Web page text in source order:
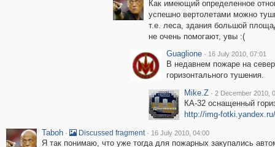
Как имеющий определенное
успешно вертолетами можно
т.е. леса, здания большой
не очень помогают, увы :(
Guaglione · 16 July 2010, 07:01
В недавнем пожаре на
горизонтального тушения.
Mike.Z · 2 December 2010,
КА-32 оснащенный
http://img-
Taboh · Discussed fragment · 16 July 2010, 04:00
Я так понимаю, что уже тогда для пожарных закупались